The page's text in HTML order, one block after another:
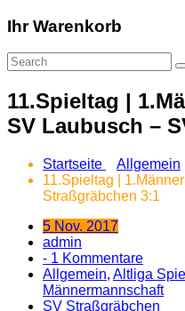
Ihr Warenkorb
11.Spieltag |
SV Laubusch –
Startseite
Allgemein
11.Spieltag |
Straßgräbchen 3:1
5 Nov. 2017
admin
- 1 Kommentare
Allgemein, Altliga
Männermannschaft
SV Straßgräbchen